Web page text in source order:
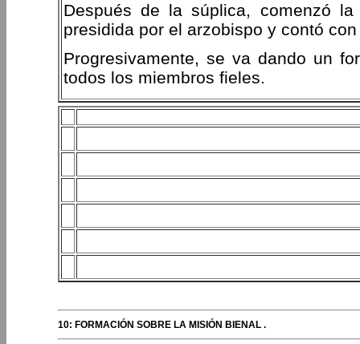
Después de la súplica, comenzó
presidida por el arzobispo y contó
Progresivamente, se va dando un
todos los miembros fieles.
10: FORMACIÓN SOBRE LA MISIÓN BIENAL .